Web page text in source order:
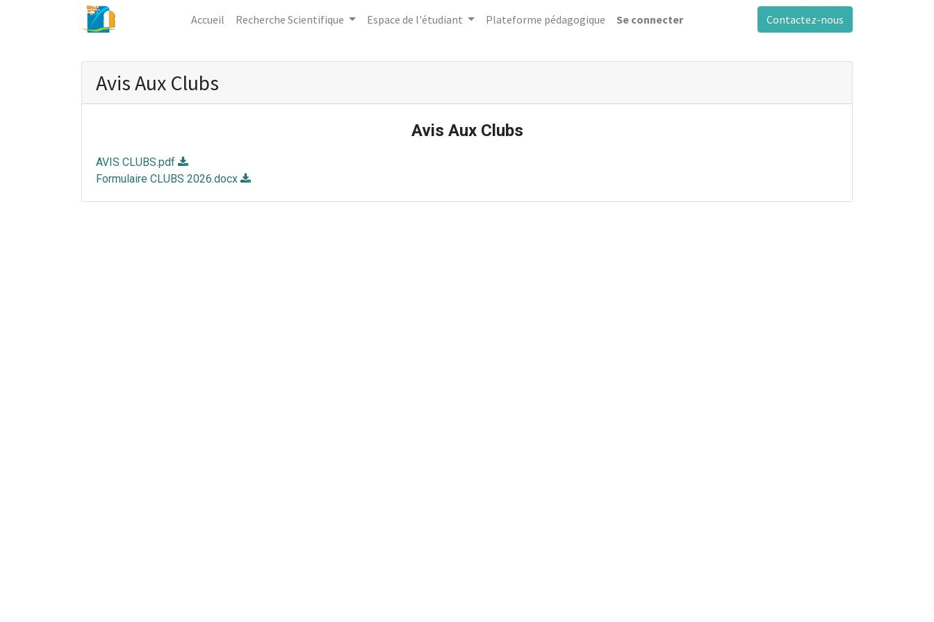
Accueil Recherche Scientifique Espace de l'étudiant Plateforme pédagogique Se connecter Contactez-nous
Avis Aux Clubs
Avis Aux Clubs
AVIS CLUBS.pdf
Formulaire CLUBS 2026.docx